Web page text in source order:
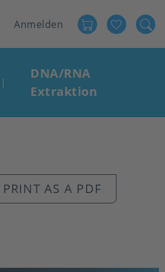
User
account
menu
Anmelden
|
DNA/RNA
Extraktion
PRINT AS A PDF